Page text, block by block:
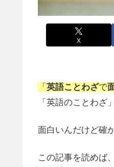
X
「 英語ことわざで
「英語のことわざ
面白いんだけど確
この記事を読めば、